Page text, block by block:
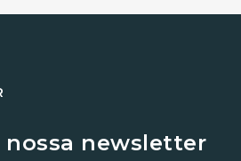
nossa newsletter